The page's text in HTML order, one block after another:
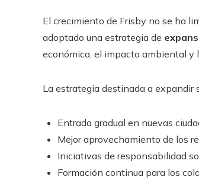
El crecimiento de Frisby no se ha
adoptado una estrategia de
económica, el impacto ambiental y
La estrategia destinada a expandir
Entrada gradual en nuevas
Mejor aprovechamiento de los
Iniciativas de responsabilidad
Formación continua para los